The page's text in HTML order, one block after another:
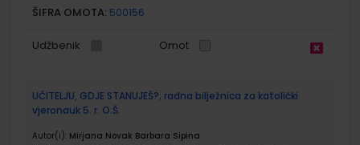
ŠIFRA OMOTA: 500156
Udžbenik Omot
UČITELJU, GDJE STANUJEŠ?; radna bilježnica za katolički
vjeronauk 5. r. O.Š.
Autor(i): Mirjana Novak Barbara Sipina